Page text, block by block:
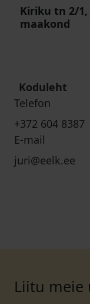
Kiriku tn 2/1,
maakond
Koduleht
Telefon
+372 604 8387
E-mail
juri@eelk.ee
Liitu meie